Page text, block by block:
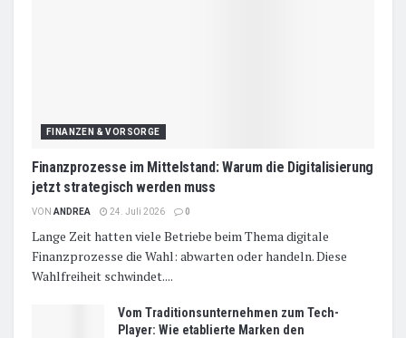
FINANZEN & VORSORGE
Finanzprozesse im Mittelstand: Warum die Digitalisierung
jetzt strategisch werden muss
VON ANDREA 24. Juli 2026 0
Lange Zeit hatten viele Betriebe beim Thema digitale
Finanzprozesse die Wahl: abwarten oder handeln. Diese
Wahlfreiheit schwindet....
Vom Traditionsunternehmen zum Tech-
Player: Wie etablierte Marken den